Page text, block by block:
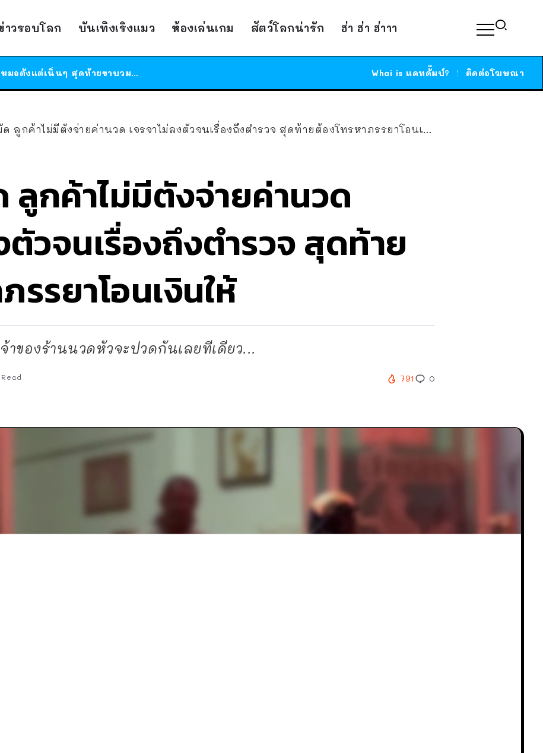
าวรอบโลก บันเทิงเริงแมว ห้องเล่นเกม สัตว์โลกน่ารัก ฮ่า ฮ่า ฮ่าาา
ได้เวลาเด็กหนวดรวมตัว RF Online Next เปิดให้เล่นแล้ว เกม Sci-Fi MMORPG ระดับตำนาน เล่นได้ทั้งมือถือและ PC
สาวญี่ปุ่นโดนแมวตัวเองกัด ไม่ได้ไปหาหมอตั้งแต่เนิ่นๆ สุดท้ายขาบวม กลายเป็นโรคเนื้อเน่า เตือนทาสแมวทั้งหลายให้ระวัง Whai is แคทดั๊มบ์? ติดต่อโฆษณา
ลูกค้าไม่มีตังจ่ายค่านวด เจรจาไม่ลงตัวจนเรื่องถึงตำรวจ สุดท้ายต้องโทรหาภรรยาโอนเงินให้
ลูกค้าไม่มีตังจ่ายค่านวด
ตัวจนเรื่องถึงตำรวจ สุดท้าย
รรยาโอนเงินให้
าของร้านนวดหัวจะปวดกันเลยทีเดียว...
791 0